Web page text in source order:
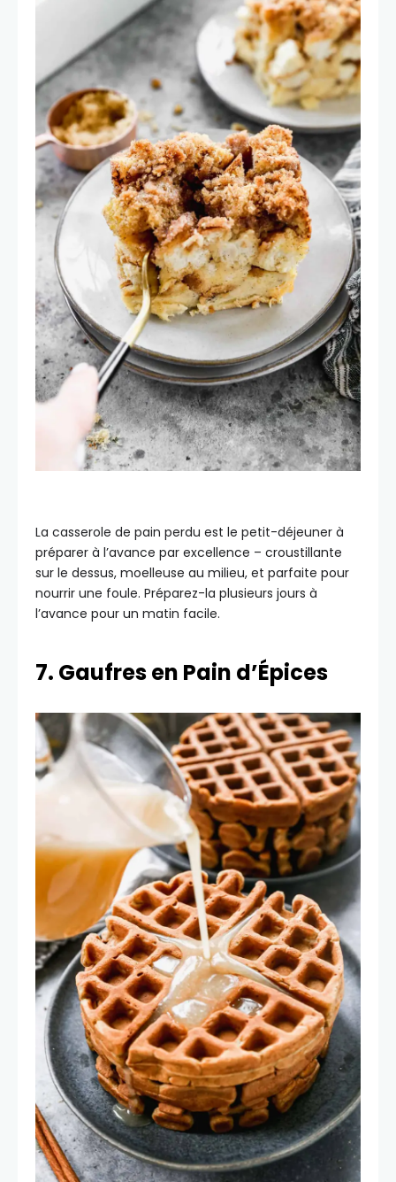
La casserole de pain perdu est le petit-déjeuner à
préparer à l’avance par excellence – croustillante
sur le dessus, moelleuse au milieu, et parfaite pour
nourrir une foule. Préparez-la plusieurs jours à
l’avance pour un matin facile.
7. Gaufres en Pain d’Épices